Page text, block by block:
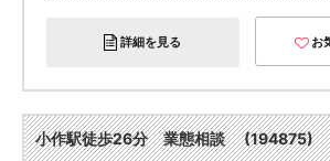
詳細を見る お
小作駅徒歩26分 業態相談 (194875)